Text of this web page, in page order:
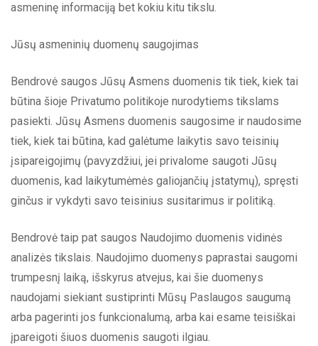
asmeninę informaciją bet kokiu kitu tikslu.
Jūsų asmeninių duomenų saugojimas
Bendrovė saugos Jūsų Asmens duomenis tik tiek, kiek tai
būtina šioje Privatumo politikoje nurodytiems tikslams
pasiekti. Jūsų Asmens duomenis saugosime ir naudosime
tiek, kiek tai būtina, kad galėtume laikytis savo teisinių
įsipareigojimų (pavyzdžiui, jei privalome saugoti Jūsų
duomenis, kad laikytumėmės galiojančių įstatymų), spręsti
ginčus ir vykdyti savo teisinius susitarimus ir politiką.
Bendrovė taip pat saugos Naudojimo duomenis vidinės
analizės tikslais. Naudojimo duomenys paprastai saugomi
trumpesnį laiką, išskyrus atvejus, kai šie duomenys
naudojami siekiant sustiprinti Mūsų Paslaugos saugumą
arba pagerinti jos funkcionalumą, arba kai esame teisiškai
įpareigoti šiuos duomenis saugoti ilgiau.